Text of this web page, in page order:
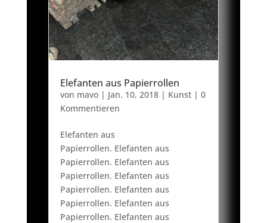
Elefanten aus Papierrollen
von mavo| Jan. 10, 2018| Kunst| 0
Kommentieren
Elefanten aus
Papierrollen. Elefanten aus
Papierrollen. Elefanten aus
Papierrollen. Elefanten aus
Papierrollen. Elefanten aus
Papierrollen. Elefanten aus
Papierrollen. Elefanten aus